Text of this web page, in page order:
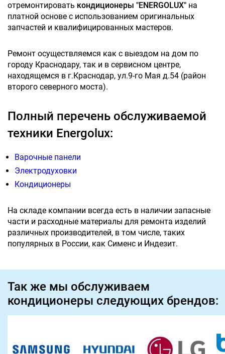
отремонтировать кондиционеры "ENERGOLUX" на
платной основе с использованием оригинальных
запчастей и квалифицированных мастеров.
Ремонт осуществляемся как с выездом на дом по
городу Краснодару, так и в сервисном центре,
находящемся в г.Краснодар, ул.9-го Мая д.54 (район
второго северного моста).
Полный перечень обслуживаемой
техники Energolux:
Варочные панели
Электродуховки
Кондиционеры
На складе компании всегда есть в наличии запасные
части и расходные материалы для ремонта изделий
различных производителей, в том числе, таких
популярных в России, как Сименс и Индезит.
Так же мы обслуживаем
кондиционеры следующих брендов: